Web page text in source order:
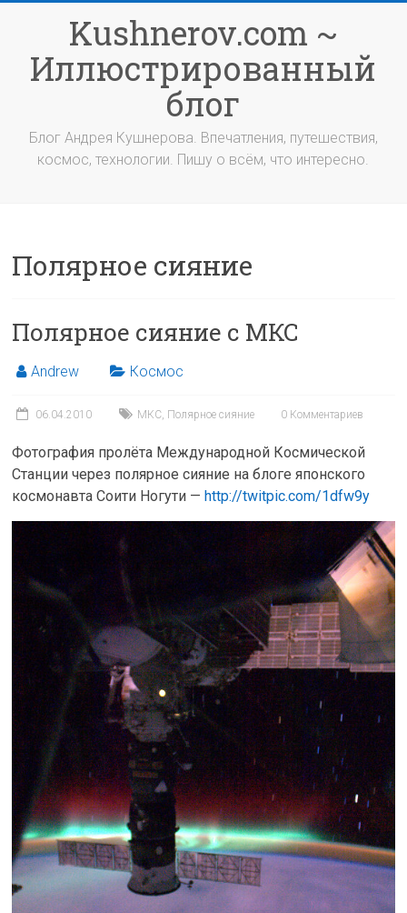
содержимомуKushnerov.com ~
Иллюстрированный
блог
Блог Андрея Кушнерова. Впечатления, путешествия,
космос, технологии. Пишу о всём, что интересно.
Полярное сияние
Полярное сияние с МКС
Andrew Космос
06.04.2010 МКС, Полярное сияние 0 Комментариев
Фотография пролёта Международной Космической
Станции через полярное сияние на блоге японского
космонавта Соити Ногути —http://twitpic.com/1dfw9y